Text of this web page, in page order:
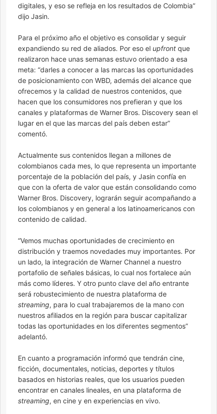
digitales, y eso se refleja en los resultados de Colombia”
dijo Jasin.
Para el próximo año el objetivo es consolidar y seguir
expandiendo su red de aliados. Por eso el upfront que
realizaron hace unas semanas estuvo orientado a esa
meta: “darles a conocer a las marcas las oportunidades
de posicionamiento con WBD, además del alcance que
ofrecemos y la calidad de nuestros contenidos, que
hacen que los consumidores nos prefieran y que los
canales y plataformas de Warner Bros. Discovery sean el
lugar en el que las marcas del país deben estar”
comentó.
Actualmente sus contenidos llegan a millones de
colombianos cada mes, lo que representa un importante
porcentaje de la población del país, y Jasin confía en
que con la oferta de valor que están consolidando como
Warner Bros. Discovery, lograrán seguir acompañando a
los colombianos y en general a los latinoamericanos con
contenido de calidad.
“Vemos muchas oportunidades de crecimiento en
distribución y traemos novedades muy importantes. Por
un lado, la integración de Warner Channel a nuestro
portafolio de señales básicas, lo cual nos fortalece aún
más como líderes. Y otro punto clave del año entrante
será robustecimiento de nuestra plataforma de
streaming, para lo cual trabajaremos de la mano con
nuestros afiliados en la región para buscar capitalizar
todas las oportunidades en los diferentes segmentos”
adelantó.
En cuanto a programación informó que tendrán cine,
ficción, documentales, noticias, deportes y títulos
basados en historias reales, que los usuarios pueden
encontrar en canales lineales, en una plataforma de
streaming, en cine y en experiencias en vivo.